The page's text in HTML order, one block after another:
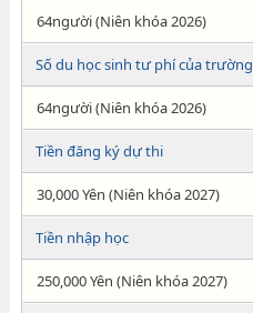
64người (Niên khóa 2026)
Số du học sinh tư phí của trường
64người (Niên khóa 2026)
Tiền đăng ký dự thi
30,000 Yên (Niên khóa 2027)
Tiền nhập học
250,000 Yên (Niên khóa 2027)